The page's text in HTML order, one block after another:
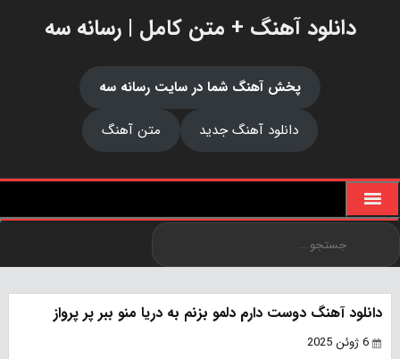
دانلود آهنگ + متن کامل | رسانه سه
پخش آهنگ شما در سایت رسانه سه
دانلود آهنگ جدید
متن آهنگ
دانلود آهنگ دوست دارم دلمو بزنم به دریا منو ببر پر پرواز
6 ژوئن 2025